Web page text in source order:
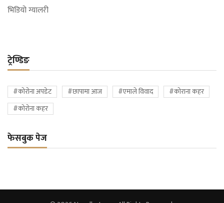
भिडियो ग्यालरी
ट्रेण्डिङ
#कोरोना अपडेट #छापामा आज #एमाले विवाद
#कोराना कहर
#कोरोना कहर
फेसबुक पेज